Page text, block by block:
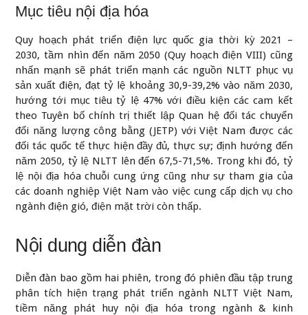
Mục tiêu nội địa hóa
Quy hoạch phát triển điện lực quốc gia thời kỳ 2021 –
2030, tầm nhìn đến năm 2050 (Quy hoạch điện VIII) cũng
nhấn mạnh sẽ phát triển mạnh các nguồn NLTT phục vụ
sản xuất điện, đạt tỷ lệ khoảng 30,9-39,2% vào năm 2030,
hướng tới mục tiêu tỷ lệ 47% với điều kiện các cam kết
theo Tuyên bố chính trị thiết lập Quan hệ đối tác chuyển
đổi năng lượng công bằng (JETP) với Việt Nam được các
đối tác quốc tế thực hiện đầy đủ, thực sự; định hướng đến
năm 2050, tỷ lệ NLTT lên đến 67,5-71,5%. Trong khi đó, tỷ
lệ nội địa hóa chuỗi cung ứng cũng như sự tham gia của
các doanh nghiệp Việt Nam vào việc cung cấp dịch vụ cho
ngành điện gió, điện mặt trời còn thấp.
Nội dung diễn đàn
Diễn đàn bao gồm hai phiên, trong đó phiên đầu tập trung
phân tích hiện trạng phát triển ngành NLTT Việt Nam,
tiềm năng phát huy nội địa hóa trong ngành & kinh